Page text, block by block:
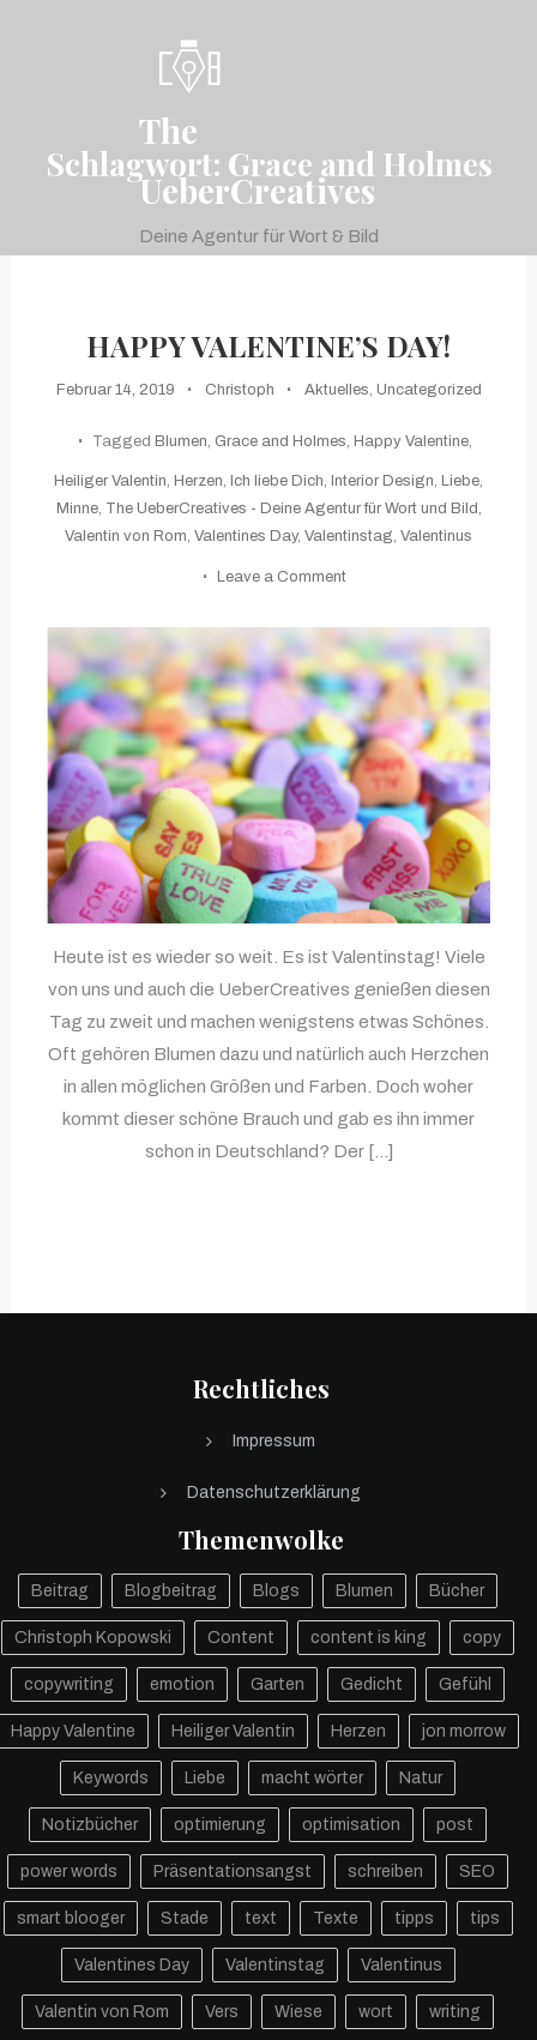
The
UeberCreatives
Deine Agentur für Wort & Bild
Schlagwort: Grace and Holmes
HAPPY VALENTINE’S DAY!
Februar 14, 2019 Christoph Aktuelles, Uncategorized
Tagged Blumen, Grace and Holmes, Happy Valentine,
Heiliger Valentin, Herzen, Ich liebe Dich, Interior Design, Liebe,
Minne, The UeberCreatives - Deine Agentur für Wort und Bild ,
Valentin von Rom, Valentines Day, Valentinstag, Valentinus
Leave a Comment
Day!
Heute ist es wieder so weit. Es ist Valentinstag! Viele
von uns und auch die UeberCreatives genießen diesen
Tag zu zweit und machen wenigstens etwas Schönes.
Oft gehören Blumen dazu und natürlich auch Herzchen
in allen möglichen Größen und Farben. Doch woher
kommt dieser schöne Brauch und gab es ihn immer
schon in Deutschland? Der […]
Rechtliches
Impressum
Datenschutzerklärung
Themenwolke
Beitrag Blogbeitrag Blogs Blumen Bücher
Christoph Kopowski Content content is king copy
copywriting emotion Garten Gedicht Gefühl
Happy Valentine Heiliger Valentin Herzen jon morrow
Keywords Liebe macht wörter Natur
Notizbücher optimierung optimisation post
power words Präsentationsangst schreiben SEO
smart blooger Stade text Texte tipps tips
Valentines Day Valentinstag Valentinus
Valentin von Rom Vers Wiese wort writing